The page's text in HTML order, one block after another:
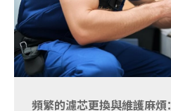
頻繁的濾芯更換與維護麻煩：